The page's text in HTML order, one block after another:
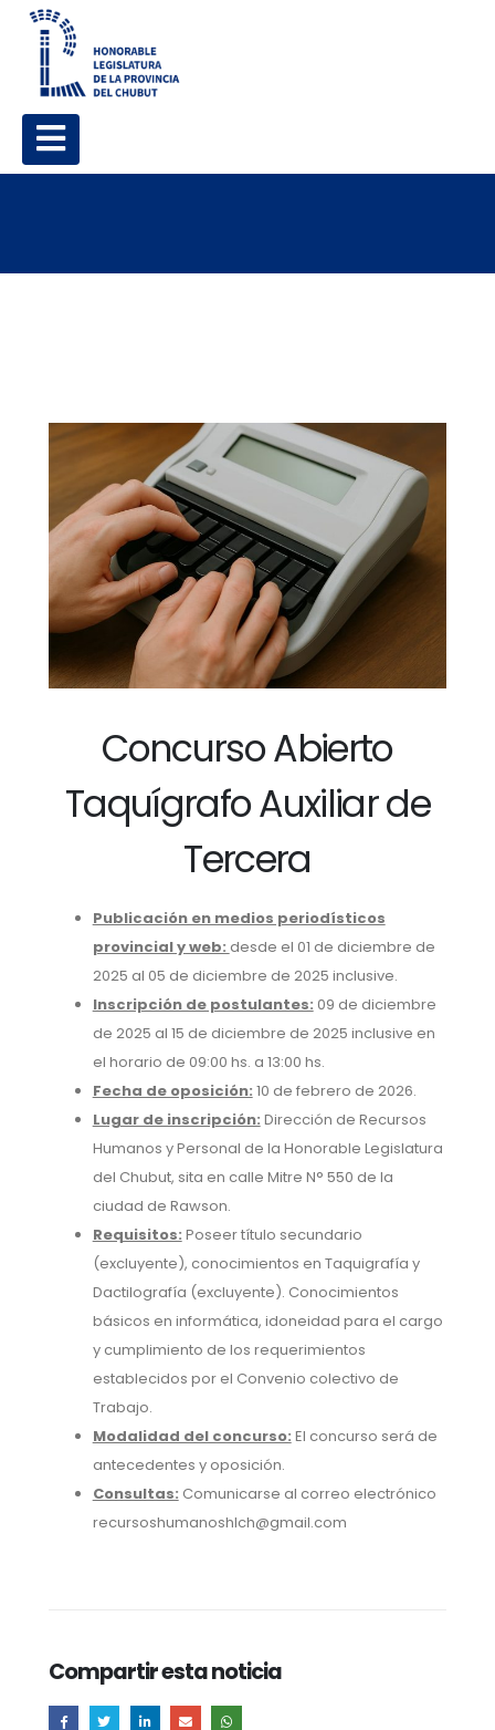
Concurso Abierto
Taquígrafo Auxiliar de
Tercera
Publicación en medios periodísticos
provincial y web: desde el 01 de diciembre de
2025 al 05 de diciembre de 2025 inclusive.
Inscripción de postulantes: 09 de diciembre
de 2025 al 15 de diciembre de 2025 inclusive en
el horario de 09:00 hs. a 13:00 hs.
Fecha de oposición: 10 de febrero de 2026.
Lugar de inscripción: Dirección de Recursos
Humanos y Personal de la Honorable Legislatura
del Chubut, sita en calle Mitre N° 550 de la
ciudad de Rawson.
Requisitos: Poseer título secundario
(excluyente), conocimientos en Taquigrafía y
Dactilografía (excluyente). Conocimientos
básicos en informática, idoneidad para el cargo
y cumplimiento de los requerimientos
establecidos por el Convenio colectivo de
Trabajo.
Modalidad del concurso: El concurso será de
antecedentes y oposición.
Consultas: Comunicarse al correo electrónico
recursoshumanoshlch@gmail.com
Compartir esta noticia